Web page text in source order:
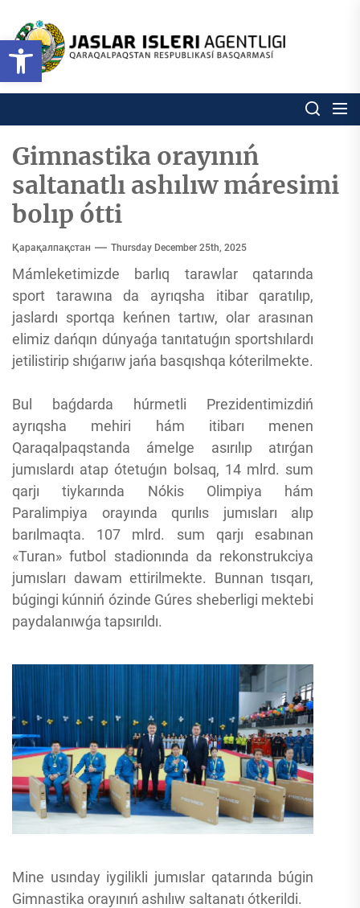
Open toolbar
content
Respublikası
basqarması
Ózbekstan jaslar isleri
Gimnastika orayınıń
saltanatlı ashılıw máresimi
bolıp ótti
Қарақалпақстан Thursday December 25th, 2025
Mámleketimizde barlıq tarawlar qatarında
sport tarawına da ayrıqsha itibar qaratılıp,
jaslardı sportqa keńnen tartıw, olar arasınan
elimiz dańqın dúnyaǵa tanıtatuǵın sportshılardı
jetilistirip shıǵarıw jańa basqıshqa kóterilmekte.
Bul baǵdarda húrmetli Prezidentimizdiń
ayrıqsha mehiri hám itibarı menen
Qaraqalpaqstanda ámelge asırılıp atırǵan
jumıslardı atap ótetuǵın bolsaq, 14 mlrd. sum
qarjı tiykarında Nókis Olimpiya hám
Paralimpiya orayında qurılıs jumısları alıp
barılmaqta. 107 mlrd. sum qarjı esabınan
«Turan» futbol stadionında da rekonstrukciya
jumısları dawam ettirilmekte. Bunnan tısqarı,
búgingi kúnniń ózinde Gúres sheberligi mektebi
paydalanıwǵa tapsırıldı.
Mine usınday iygilikli jumıslar qatarında búgin
Gimnastika orayınıń ashılıw saltanatı ótkerildi.